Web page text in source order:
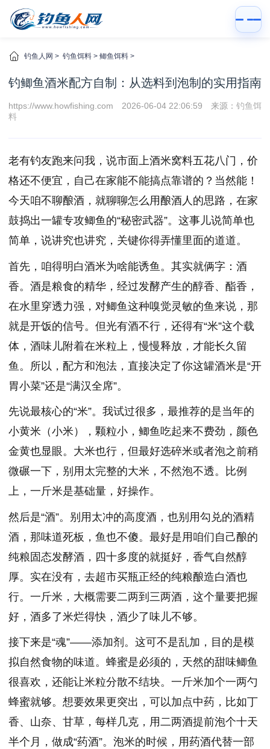
钓鱼人网 > 钓鱼饵料 > 鲫鱼饵料 >
钓鲫鱼酒米配方自制：从选料到泡制的实用指南
https://www.howfishing.com 2026-06-04 22:06:59 来源： 钓鱼饵
料
老有钓友跑来问我，说市面上酒米窝料五花八门，价
格还不便宜，自己在家能不能搞点靠谱的？当然能！
今天咱不聊酿酒，就聊聊怎么用酿酒人的思路，在家
鼓捣出一罐专攻鲫鱼的“秘密武器”。这事儿说简单也
简单，说讲究也讲究，关键你得弄懂里面的道道。
首先，咱得明白酒米为啥能诱鱼。其实就俩字：酒
香。酒是粮食的精华，经过发酵产生的醇香、酯香，
在水里穿透力强，对鲫鱼这种嗅觉灵敏的鱼来说，那
就是开饭的信号。但光有酒不行，还得有“米”这个载
体，酒味儿附着在米粒上，慢慢释放，才能长久留
鱼。所以，配方和泡法，直接决定了你这罐酒米是“开
胃小菜”还是“满汉全席”。
先说最核心的“米”。我试过很多，最推荐的是当年的
小黄米（小米），颗粒小，鲫鱼吃起来不费劲，颜色
金黄也显眼。大米也行，但最好选碎米或者泡之前稍
微碾一下，别用太完整的大米，不然泡不透。比例
上，一斤米是基础量，好操作。
然后是“酒”。别用太冲的高度酒，也别用勾兑的酒精
酒，那味道死板，鱼也不傻。最好是用咱们自己酿的
纯粮固态发酵酒，四十多度的就挺好，香气自然醇
厚。实在没有，去超市买瓶正经的纯粮酿造白酒也
行。一斤米，大概需要二两到三两酒，这个量要把握
好，酒多了米烂得快，酒少了味儿不够。
接下来是“魂”——添加剂。这可不是乱加，目的是模
拟自然食物的味道。蜂蜜是必须的，天然的甜味鲫鱼
很喜欢，还能让米粒分散不结块。一斤米加个一两勺
蜂蜜就够。想要效果更突出，可以加点中药，比如丁
香、山奈、甘草，每样几克，用二两酒提前泡个十天
半个月，做成“药酒”。泡米的时候，用药酒代替一部